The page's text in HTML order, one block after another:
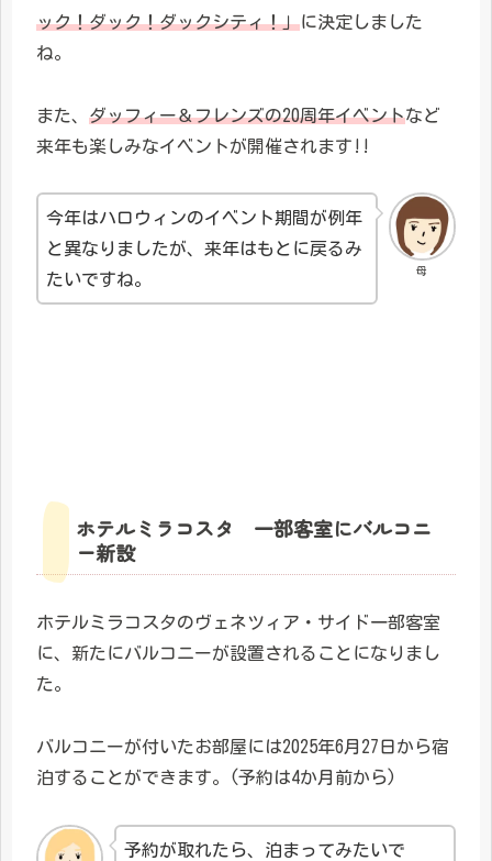
ック！ダック！ダックシティ！」に決定しました
ね。
また、 ダッフィー＆フレンズの20周年イベントなど
来年も楽しみなイベントが開催されます!!
母
今年はハロウィンのイベント期間が例年
と異なりましたが、来年はもとに戻るみ
たいですね。
ホテルミラコスタ 一部客室にバルコニ
ー新設
ホテルミラコスタのヴェネツィア・サイド一部客室
に、新たにバルコニーが設置されることになりまし
た。
バルコニーが付いたお部屋には2025年6月27日から宿
泊することができます。(予約は4か月前から)
予約が取れたら、泊まってみたいで